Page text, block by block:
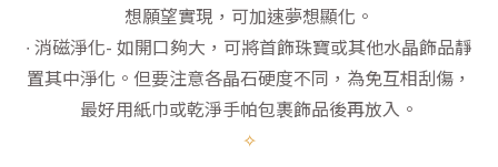
想願望實現，可加速夢想顯化。
∙ 消磁淨化- 如開口夠大，可將首飾珠寶或其他水晶飾品靜
置其中淨化。但要注意各晶石硬度不同，為免互相刮傷，
最好用紙巾或乾淨手帕包裹飾品後再放入。
✧